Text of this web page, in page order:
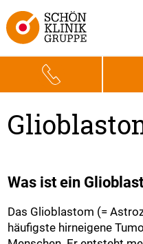
Was ist ein
Das Glioblastom (=
häufigste hirneigene